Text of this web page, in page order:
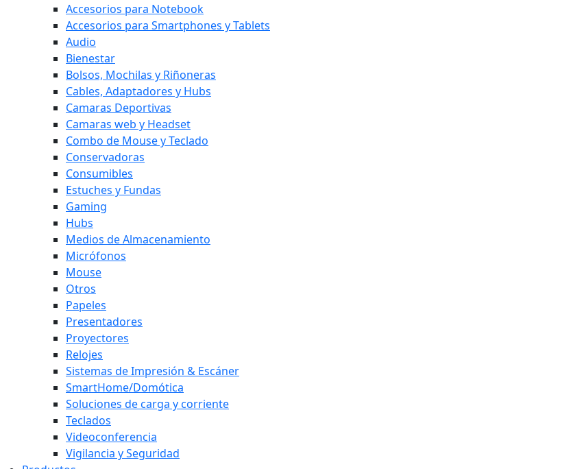
Accesorios para Notebook
Accesorios para Smartphones y Tablets
Audio
Bienestar
Bolsos, Mochilas y Riñoneras
Cables, Adaptadores y Hubs
Camaras Deportivas
Camaras web y Headset
Combo de Mouse y Teclado
Conservadoras
Consumibles
Estuches y Fundas
Gaming
Hubs
Medios de Almacenamiento
Micrófonos
Mouse
Otros
Papeles
Presentadores
Proyectores
Relojes
Sistemas de Impresión & Escáner
SmartHome/Domótica
Soluciones de carga y corriente
Teclados
Videoconferencia
Vigilancia y Seguridad